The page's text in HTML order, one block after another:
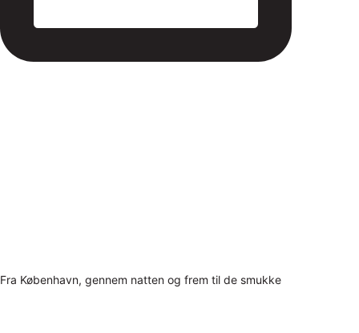
Fra København, gennem natten og frem til de smukke